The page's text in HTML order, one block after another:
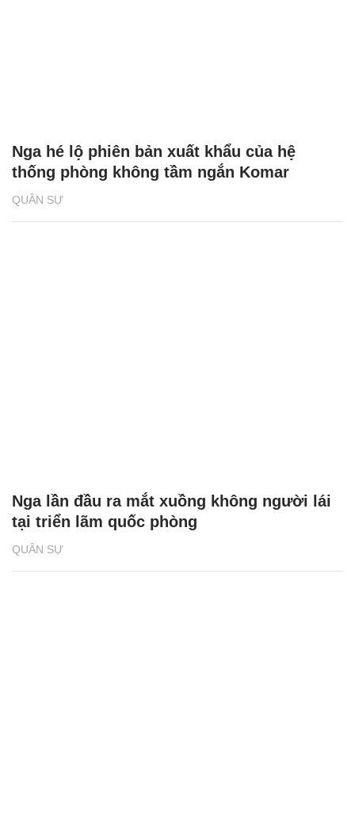
QUÂN SỰ
Nga hé lộ phiên bản xuất khẩu của hệ
thống phòng không tầm ngắn Komar
QUÂN SỰ
Nga lần đầu ra mắt xuồng không người lái
tại triển lãm quốc phòng